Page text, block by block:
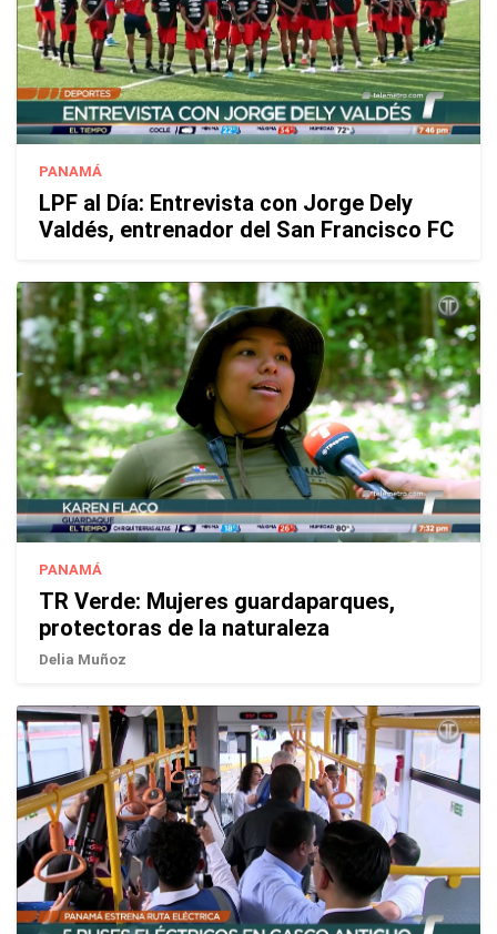
PANAMÁ
LPF al Día: Entrevista con Jorge Dely
Valdés, entrenador del San Francisco FC
PANAMÁ
TR Verde: Mujeres guardaparques,
protectoras de la naturaleza
Delia Muñoz